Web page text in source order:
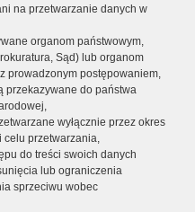
na przetwarzanie danych w
organom państwowym,
Sąd) lub organom
prowadzonym postępowaniem,
przekazywane do państwa
wyłącznie przez okres
celu przetwarzania,
do treści swoich danych
lub ograniczenia
sprzeciwu wobec